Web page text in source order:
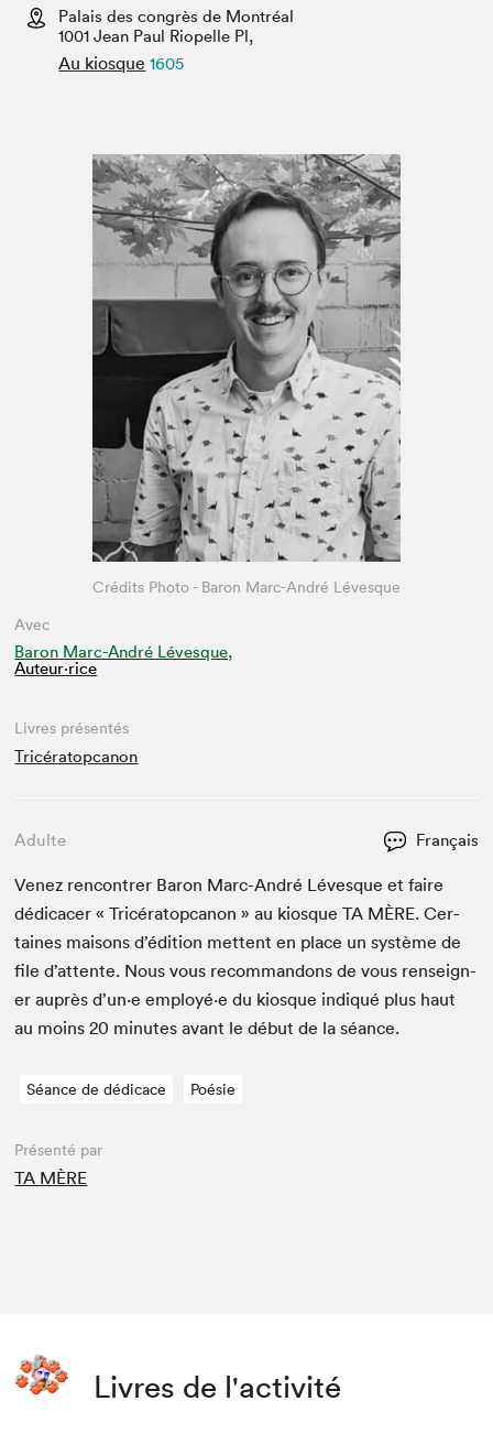
Espace médias
Palais des congrès de Montréal
1001 Jean Paul Riopelle Pl,
Au kiosque 1605
Avec
Baron Marc-André Lévesque,
Auteur·rice
Crédits Photo - Baron Marc-André Lévesque
Livres présentés
Tricératopcanon
Adulte Français
Venez ren­con­tr­er Baron Marc-André Lévesque et faire
dédi­cac­er « Tricératop­canon » au kiosqueTA MÈRE. Cer­
taines maisons d’édi­tion met­tent en place un sys­tème de
file d’at­tente. Nous vous recom­man­dons de vous ren­seign­
er auprès d’un·e employé·e du kiosque indiqué plus haut
au moins20 min­utes avant le début de la séance.
Séance de dédicace Poésie
Présenté par
TA MÈRE
Livres de l'activité